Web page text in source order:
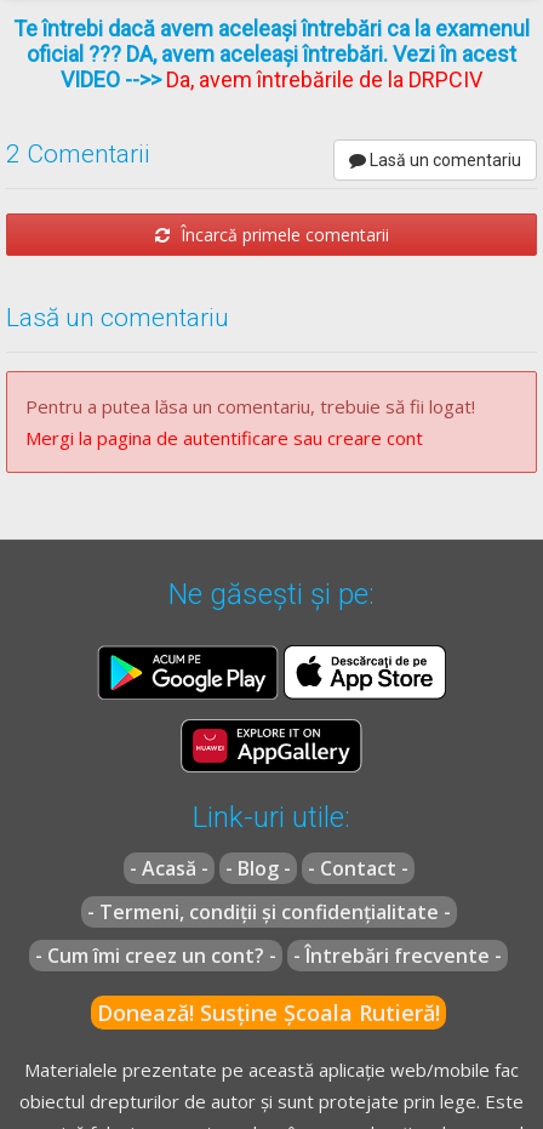
Te întrebi dacă avem aceleași întrebări ca la examenul
oficial ??? DA, avem aceleași întrebări. Vezi în acest
VIDEO -->>Da, avem întrebările de la DRPCIV
2 Comentarii Lasă un comentariu
Încarcă primele comentarii
Lasă un comentariu
Pentru a putea lăsa un comentariu, trebuie să fii logat!
Mergi la pagina de autentificare sau creare cont
Ne găsești și pe:
Link-uri utile:
- Acasă - - Blog -
- Contact -
- Termeni, condiții și confidențialitate -
- Cum îmi creez un cont? -
- Întrebări frecvente -
Donează! Susține Școala Rutieră!
Materialele prezentate pe această aplicație web/mobile fac
obiectul drepturilor de autor și sunt protejate prin lege. Este